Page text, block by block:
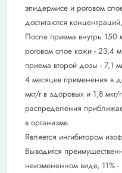
эпидермисе и роговом
достигаются
После приема внутрь 150
роговом слое кожи - 23,4
приема второй дозы - 7,1
4 месяцев применения в
мкг/г в здоровых и 1,8
распределения
в организме.
Является ингибитором
Выводится
неизмененном виде, 11%